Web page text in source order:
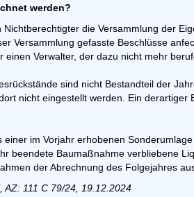
werden?
Nichtberechtigter die Versammlung der
Versammlung gefasste Beschlüsse
einen Verwalter, der dazu nicht mehr
sind nicht Bestandteil der
nicht eingestellt werden. Ein derartiger
einer im Vorjahr erhobenen
beendete Baumaßnahme verbliebene
der Abrechnung des Folgejahres
AZ: 111 C 79/24, 19.12.2024